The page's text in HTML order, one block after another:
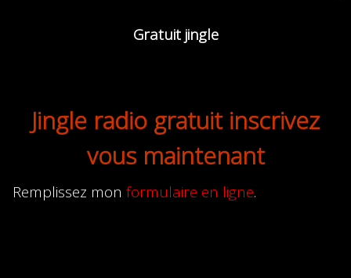
Gratuit jingle
Annuaire radio plan
Gratuit jingle
Jingle radio gratuit inscrivez
vous maintenant
Remplissez mon formulaire en ligne.